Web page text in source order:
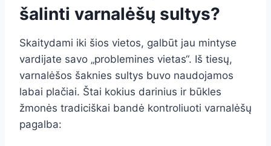
šalinti varnalėšų sultys?
Skaitydami iki šios vietos, galbūt jau mintyse
vardijate savo „problemines vietas“. Iš tiesų,
varnalėšos šaknies sultys buvo naudojamos
labai plačiai. Štai kokius darinius ir būkles
žmonės tradiciškai bandė kontroliuoti varnalėšų
pagalba: